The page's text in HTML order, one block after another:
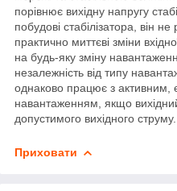
порівнює вихідну напругу
побудові стабілізатора, він не
практично миттєві зміни
на будь-яку зміну
незалежність від типу
однаково працює з активним,
навантаженням, якщо
допустимого вихідного струму.
Приховати